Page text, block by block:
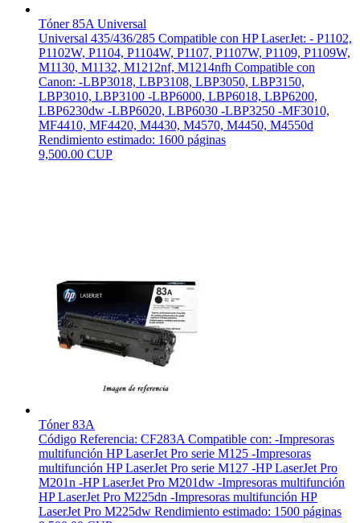
Tóner 85A Universal
Universal 435/436/285 Compatible con HP LaserJet: - P1102,
P1102W, P1104, P1104W, P1107, P1107W, P1109, P1109W,
M1130, M1132, M1212nf, M1214nfh Compatible con
Canon: -LBP3018, LBP3108, LBP3050, LBP3150,
LBP3010, LBP3100 -LBP6000, LBP6018, LBP6200,
LBP6230dw -LBP6020, LBP6030 -LBP3250 -MF3010,
MF4410, MF4420, M4430, M4570, M4450, M4550d
Rendimiento estimado: 1600 páginas
9,500.00 CUP
Tóner 83A
Código Referencia: CF283A Compatible con: -Impresoras
multifunción HP LaserJet Pro serie M125 -Impresoras
multifunción HP LaserJet Pro serie M127 -HP LaserJet Pro
M201n -HP LaserJet Pro M201dw -Impresoras multifunción
HP LaserJet Pro M225dn -Impresoras multifunción HP
LaserJet Pro M225dw Rendimiento estimado: 1500 páginas